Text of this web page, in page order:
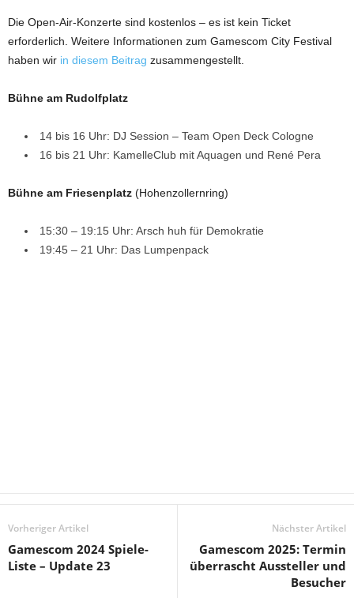
Die Open-Air-Konzerte sind kostenlos – es ist kein Ticket
erforderlich. Weitere Informationen zum Gamescom City Festival
haben wir in diesem Beitrag zusammengestellt.
Bühne am Rudolfplatz
14 bis 16 Uhr: DJ Session – Team Open Deck Cologne
16 bis 21 Uhr: KamelleClub mit Aquagen und René Pera
Bühne am Friesenplatz (Hohenzollernring)
15:30 – 19:15 Uhr: Arsch huh für Demokratie
19:45 – 21 Uhr: Das Lumpenpack
Vorheriger Artikel
Gamescom 2024 Spiele-
Liste – Update 23
Nächster Artikel
Gamescom 2025: Termin
überrascht Aussteller und
Besucher